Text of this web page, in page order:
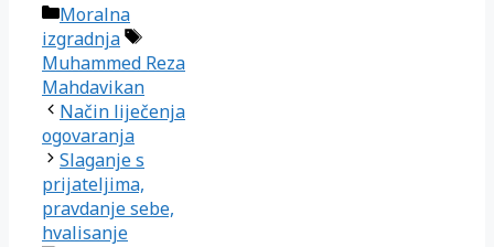
Kategorije
Moralna
izgradnja
Oznake
Muhammed Reza
Mahdavikan
Način liječenja
ogovaranja
Slaganje s
prijateljima,
pravdanje sebe,
hvalisanje